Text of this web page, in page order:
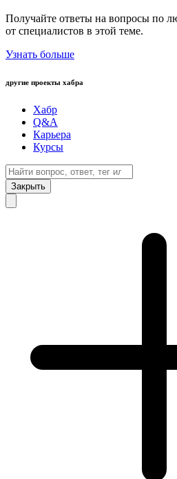
Получайте ответы на вопросы по
от специалистов в этой теме.
Узнать больше
другие проекты хабра
Хабр
Q&A
Карьера
Курсы
Закрыть